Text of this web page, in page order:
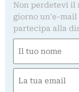
Non perdetevi il
giorno un'e-
partecipa alla
(Required)
(Required)